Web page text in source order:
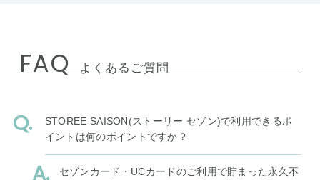
FAQ よくあるご質問
STOREE SAISON(ストーリー セゾン)で利用できるポ
イントは何のポイントですか？
セゾンカード・UCカードのご利用で貯まった永久不